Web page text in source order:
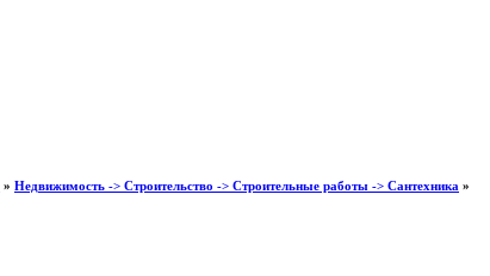
» Недвижимость -> Строительство -> Строительные работы -> Сантехника »